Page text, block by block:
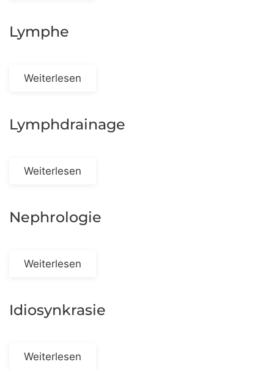
Lymphe
Weiterlesen
Lymphdrainage
Weiterlesen
Nephrologie
Weiterlesen
Idiosynkrasie
Weiterlesen